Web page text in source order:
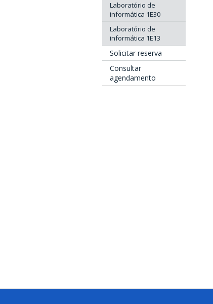
Laboratório de
informática 1E30
Laboratório de
informática 1E13
Solicitar reserva
Consultar
agendamento